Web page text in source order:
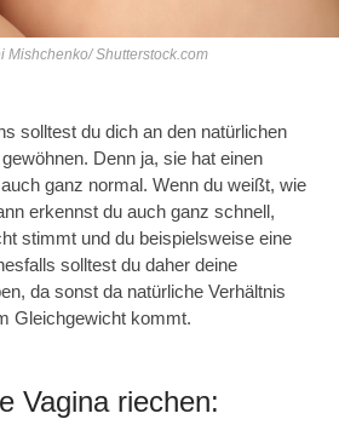
Mishchenko/ Shutterstock.com
solltest du dich an den natürlichen
gewöhnen. Denn ja, sie hat einen
ganz normal. Wenn du weißt, wie
erkennst du auch ganz schnell,
stimmt und du beispielsweise eine
solltest du daher deine
da sonst da natürliche Verhältnis
Gleichgewicht kommt.
Vagina riechen: